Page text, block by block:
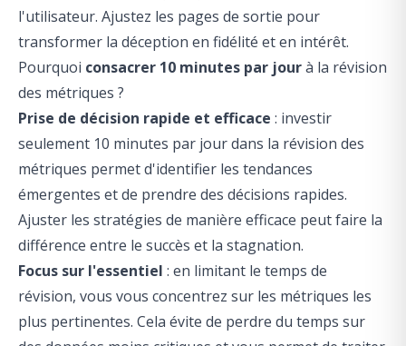
l'utilisateur. Ajustez les pages de sortie pour
transformer la déception en fidélité et en intérêt.
Pourquoi consacrer 10 minutes par jourà la révision
des métriques ?
Prise de décision rapide et efficace : investir
seulement 10 minutes par jour dans la révision des
métriques permet d'identifier les tendances
émergentes et de prendre des décisions rapides.
Ajuster les stratégies de manière efficace peut faire la
différence entre le succès et la stagnation.
Focus sur l'essentiel : en limitant le temps de
révision, vous vous concentrez sur les métriques les
plus pertinentes. Cela évite de perdre du temps sur